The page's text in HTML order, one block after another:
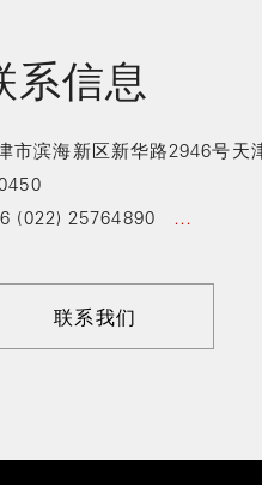
系信息
市滨海新区新华路2946号天
(022) 25764890 …
联系我们